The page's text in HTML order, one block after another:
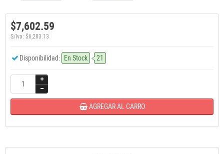
$7,602.59
S/Iva: $6,283.13
Disponibilidad: En Stock 21
AGREGAR AL CARRO